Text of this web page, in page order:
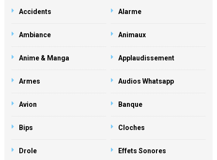
Accidents Alarme
Ambiance Animaux
Anime & Manga Applaudissement
Armes Audios Whatsapp
Avion Banque
Bips Cloches
Drole Effets Sonores